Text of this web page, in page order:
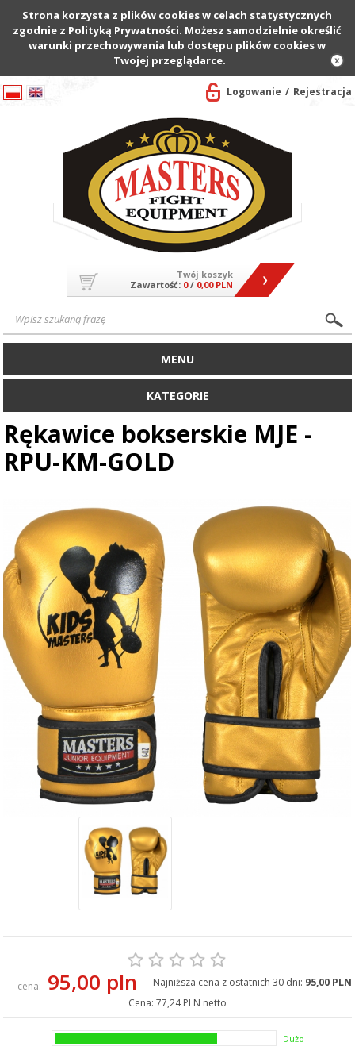
Strona korzysta z plików cookies w celach statystycznych
zgodnie z Polityką Prywatności. Możesz samodzielnie określić
warunki przechowywania lub dostępu plików cookies w
Twojej przeglądarce.
Logowanie Rejestracja
Twój koszyk
Zawartość: 0/ 0,00 PLN
MENU
KATEGORIE
Rękawice bokserskie MJE -
RPU-KM-GOLD
cena: 95,00 pln Najniższa cena z ostatnich 30 dni: 95,00 PLN
Cena: 77,24 PLN netto
Dużo